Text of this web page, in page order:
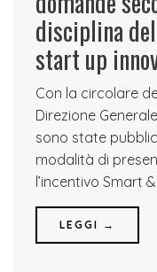
disciplina
start up
Con la circolare
Direzione
sono state
modalità di
l’incentivo Smart
LEGGI →